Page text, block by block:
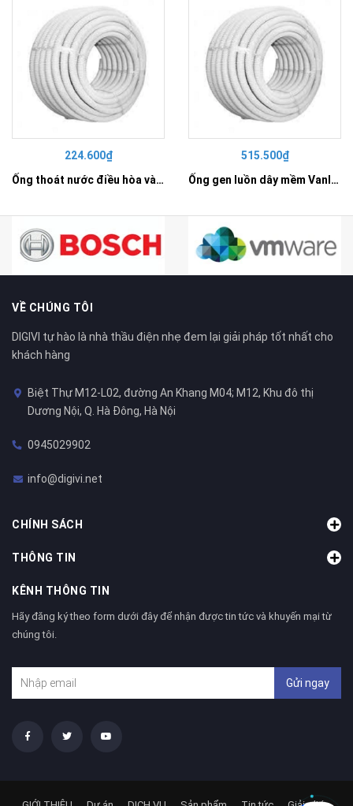
224.600₫
Ống thoát nước điều hòa và tưới tiêu D25 - SP9025DH
515.500₫
Ống gen luồn dây mềm Vanlock D50 - VL9050CL
VỀ CHÚNG TÔI
DIGIVI tự hào là nhà thầu điện nhẹ đem lại giải pháp tốt nhất cho
khách hàng
Biệt Thự M12-L02, đường An Khang M04; M12, Khu đô thị
Dương Nội, Q. Hà Đông, Hà Nội
0945029902
info@digivi.net
CHÍNH SÁCH
THÔNG TIN
KÊNH THÔNG TIN
Hãy đăng ký theo form dưới đây để nhận được tin tức và khuyến mại từ
chúng tôi.
Gửi ngay